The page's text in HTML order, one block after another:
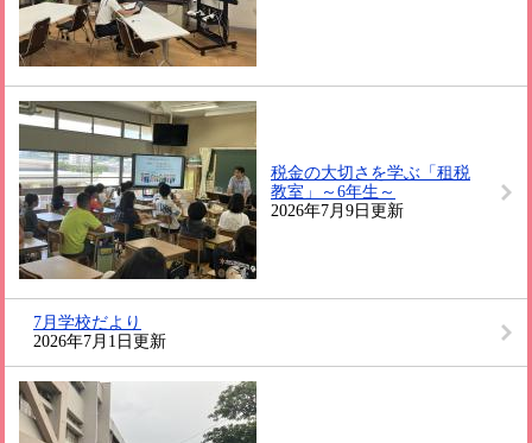
税金の大切さを学ぶ「租税
教室」～6年生～
2026年7月9日更新
7月学校だより
2026年7月1日更新